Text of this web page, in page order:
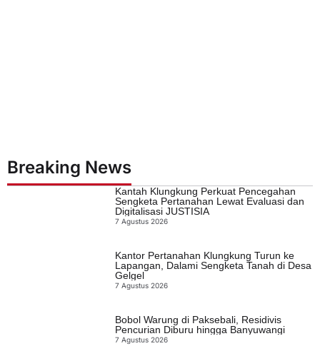
Breaking News
Kantah Klungkung Perkuat Pencegahan
Sengketa Pertanahan Lewat Evaluasi dan
Digitalisasi JUSTISIA
7 Agustus 2026
Kantor Pertanahan Klungkung Turun ke
Lapangan, Dalami Sengketa Tanah di Desa
Gelgel
7 Agustus 2026
Bobol Warung di Paksebali, Residivis
Pencurian Diburu hingga Banyuwangi
7 Agustus 2026